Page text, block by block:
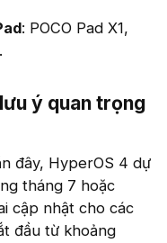
: POCO Pad X1,
ý quan trọng​
đây, HyperOS 4 dự
tháng 7 hoặc
cập nhật cho các
đầu từ khoảng